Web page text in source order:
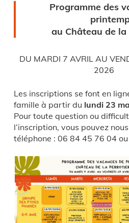
Programme des
au Château de
DU MARDI 7 AVRIL AU
2026
Les inscriptions se font en
famille à partir du lundi 23
Pour toute question ou
l’inscription, vous pouvez
téléphone : 06 84 45 76 04